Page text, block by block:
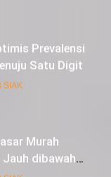
Prevalensi
Satu Digit
SIAK
Murah
Jauh dibawah